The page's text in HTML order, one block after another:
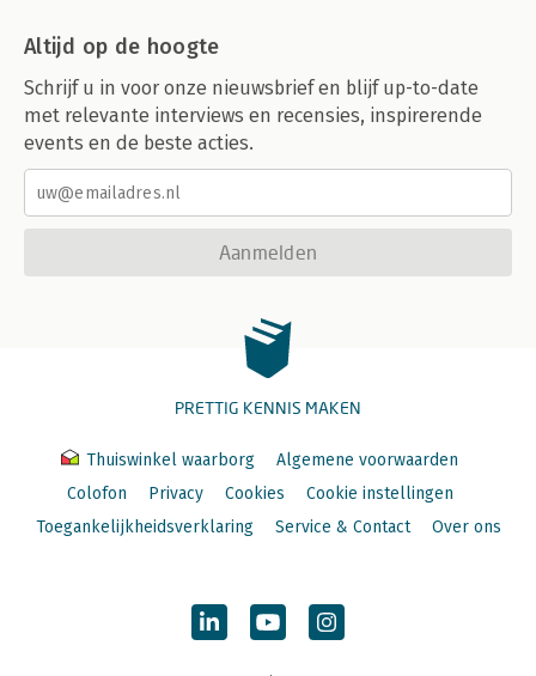
Altijd op de hoogte
Schrijf u in voor onze nieuwsbrief en blijf up-to-date
met relevante interviews en recensies, inspirerende
events en de beste acties.
Aanmelden
PRETTIG KENNIS MAKEN
Thuiswinkel waarborg
Algemene voorwaarden
Colofon
Privacy Cookies
Cookie instellingen
Toegankelijkheidsverklaring
Service & Contact Over ons